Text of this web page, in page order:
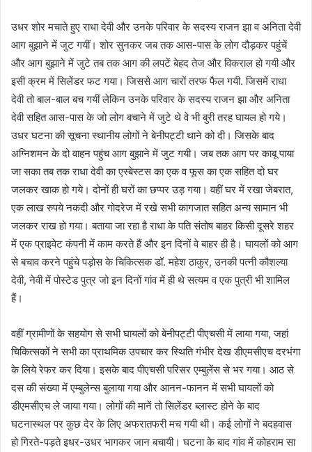
उधर शोर मचाते हुए राधा देवी और उनके परिवार के सदस्य राजन झा व अनिता देवी
आग बुझाने में जुट गयीं। शोर सुनकर जब तक आस-पास के लोग दौड़कर पहुंचें
और आग बुझाने में जुटे तब तक आग की लपटें बेहद तेज और विकराल हो गयी और
इसी क्रम में सिलेंडर फट गया। जिससे आग चारों तरफ फैल गयी. जिसमें राधा
देवी तो बाल-बाल बच गयीं लेकिन उनके परिवार के सदस्य राजन झा और अनिता
देवी सहित आस-पास के जो लोग बचाने में जुटे थे वे भी बुरी तरह घायल हो गये।
उधर घटना की सूचना स्थानीय लोगों ने बेनीपट्टी थाने को दी। जिसके बाद
अग्निशमन के दो वाहन पहुंच आग बुझाने में जुट गयी। जब तक आग पर काबू पाया
जा सका तब तक राधा देवी का एस्बेस्टस का एक व फूस का एक सहित दो घर
जलकर खाक हो गये। दोनों ही घरों का छप्पर उड़ गया। वहीं घर में रखा जेबरात,
एक लाख रुपये नकदी और गोदरेज में रखे सभी कागजात सहित अन्य सामान भी
जलकर राख हो गया। बताया जा रहा है राधा के पति संतोष बाहर किसी दूसरे शहर
में एक प्राइवेट कंपनी में काम करते हैं और इन दिनों वे बाहर ही है। घायलों को आग
से बचाव करने पहुंचे पड़ोस के चिकित्सक डॉ. महेश ठाकुर, उनकी पत्नी कौशल्या
देवी, नेवी में पोस्टेड पुत्र जो इन दिनों गांव में ही थे सत्यम व एक पुत्री भी शामिल
हैं।
वहीं ग्रामीणों के सहयोग से सभी घायलों को बेनीपट्टी पीएचसी में लाया गया, जहां
चिकित्सकों ने सभी का प्राथमिक उपचार कर स्थिति गंभीर देख डीएमसीएच दरभंगा
के लिये रेफर कर दिया। इसके बाद पीएचसी परिसर एम्बुलेंस से भर गया। आठ से
दस की संख्या में एम्बुलेन्स बुलाया गया और आनन-फानन में सभी घायलों को
डीएमसीएच ले जाया गया। लोगों की मानें तो सिलेंडर ब्लास्ट होने के बाद
घटनास्थल पर कुछ देर के लिए अफरातफरी मच गयी थी। कई लोगों ने बदहवास
हो गिरते-पड़ते इधर-उधर भागकर जान बचायी। घटना के बाद गांव में कोहराम सा